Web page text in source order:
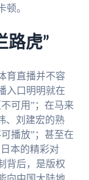
顿。
路虎”
育直播并不容
入口明明就在
可用”；在马来
、刘建宏的熟
播放”；甚至在
本的精彩对
背后，是版权